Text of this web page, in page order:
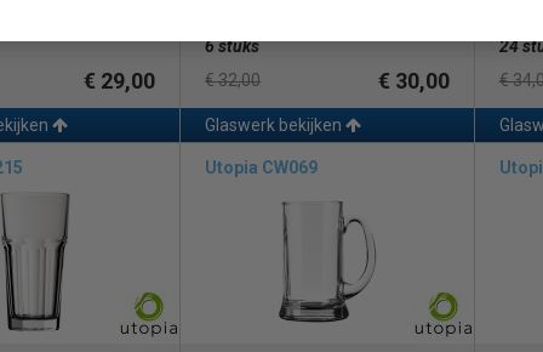
€ 29,00
6 stuks
€ 32,00
€ 30,00
Glaswerk bekijken
24
€
Utopia CW069